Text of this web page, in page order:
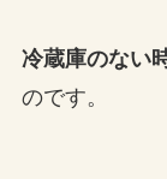
冷蔵庫のない
のです。